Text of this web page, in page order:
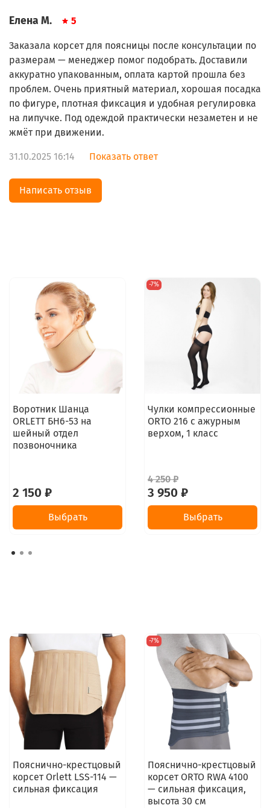
Елена М. 5
Заказала корсет для поясницы после консультации по
размерам — менеджер помог подобрать. Доставили
аккуратно упакованным, оплата картой прошла без
проблем. Очень приятный материал, хорошая посадка
по фигуре, плотная фиксация и удобная регулировка
на липучке. Под одеждой практически незаметен и не
жмёт при движении.
31.10.2025 16:14 Показать ответ
Написать отзыв
Воротник Шанца
ORLETT БН6-53 на
шейный отдел
позвоночника
2 150 ₽
Выбрать
-7%
Чулки компрессионные
ORTO 216 с ажурным
верхом, 1 класс
4 250 ₽
3 950 ₽
Выбрать
Пояснично-крестцовый
корсет Orlett LSS-114 —
сильная фиксация
-7%
Пояснично-крестцовый
корсет ORTO RWA 4100
— сильная фиксация,
высота 30 см